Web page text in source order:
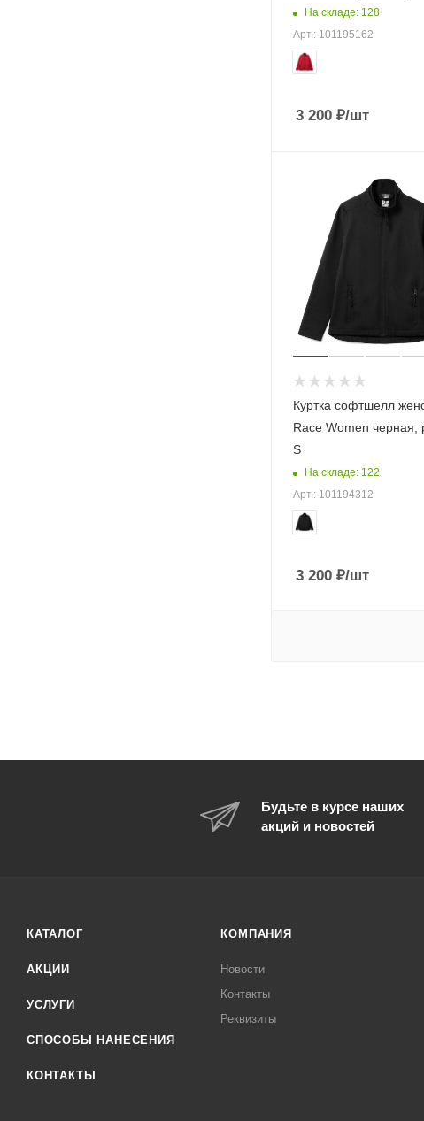
На складе: 128
Арт.: 101195162
3 200 ₽/шт
Куртка софтшелл
Race Women черная,
S
На складе: 122
Арт.: 101194312
3 200 ₽/шт
Будьте в курсе наших
акций и новостей
КАТАЛОГ
АКЦИИ
УСЛУГИ
СПОСОБЫ НАНЕСЕНИЯ
КОНТАКТЫ
КОМПАНИЯ
Новости
Контакты
Реквизиты